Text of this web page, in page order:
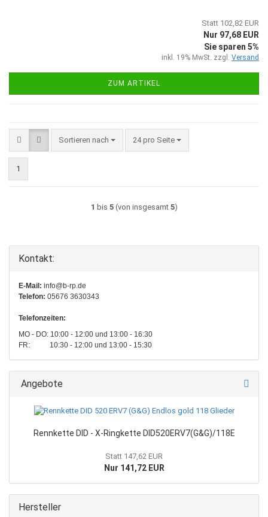
Statt 102,82 EUR
Nur 97,68 EUR
Sie sparen 5%
inkl. 19% MwSt. zzgl. Versand
ZUM ARTIKEL
Sortieren nach
Sortieren nach 24 pro Seite
pro Seite
1
1 bis 5(von insgesamt 5)
Kontakt:
E-Mail: info@b-rp.de
Telefon: 05676 3630343
Telefonzeiten:
MO - DO: 10:00 - 12:00 und 13:00 - 16:30
FR: 10:30 - 12:00 und 13:00 - 15:30
Angebote
Rennkette DID - X-Ringkette DID520ERV7(G&G)/118E
Statt 147,62 EUR
Nur 141,72 EUR
Hersteller